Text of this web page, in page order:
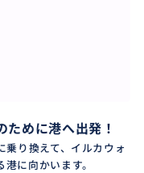
ために港へ出発！
り換えて、イルカウォ
に向かいます。